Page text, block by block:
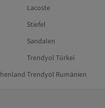
Lacoste
Stiefel
Sandalen
Trendyol Türkei
Trendyol Rumänien